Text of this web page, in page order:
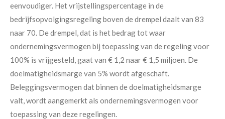
eenvoudiger. Het vrijstellingspercentage in de
bedrijfsopvolgingsregeling boven de drempel daalt van 83
naar 70. De drempel, dat is het bedrag tot waar
ondernemingsvermogen bij toepassing van de regeling voor
100% is vrijgesteld, gaat van € 1,2 naar € 1,5 miljoen. De
doelmatigheidsmarge van 5% wordt afgeschaft.
Beleggingsvermogen dat binnen de doelmatigheidsmarge
valt, wordt aangemerkt als ondernemingsvermogen voor
toepassing van deze regelingen.